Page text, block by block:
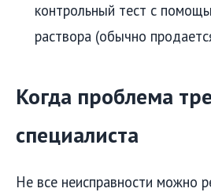
контрольный тест с
раствора (обычно
Когда проблема
специалиста
Не все неисправности можно